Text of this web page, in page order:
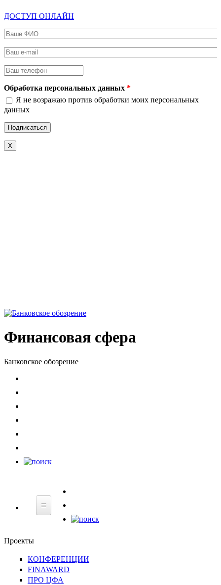
ДОСТУП ОНЛАЙН
Ваше ФИО
Ваш e-mail
Ваш телефон
Обработка персональных данных *
Я не возражаю против обработки моих персональных
данных
X
Финансовая сфера
Банковское обозрение
НЕ
Регуляторика
Проекты
КОНФЕРЕНЦИИ
FINAWARD
ПРО ЦФА